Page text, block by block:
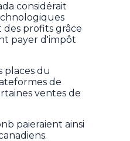
considérait
profits grâce
payer d'impôt
places du
de
ventes de
paieraient ainsi